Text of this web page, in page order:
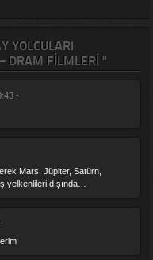
YOLCULARI
DRAM FILMLERI "
-
Mars, Jüpiter, Satürn,
yelkenlileri dışında…